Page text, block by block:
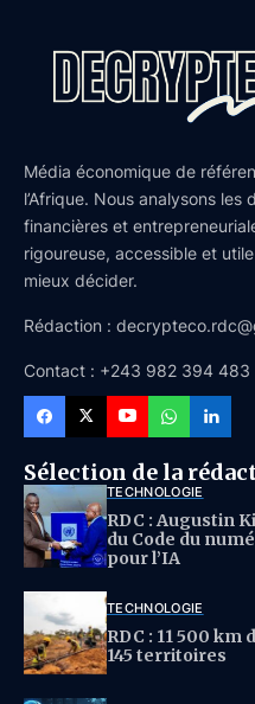
Média économique de
l’Afrique. Nous analysons
financières et
rigoureuse, accessible et
mieux décider.
Rédaction :
Contact : +243 982 394 483
Sélection de la
TECHNOLOGIE
RDC : Augustin
du Code du
pour l’IA
TECHNOLOGIE
RDC : 11 500
145 territoires